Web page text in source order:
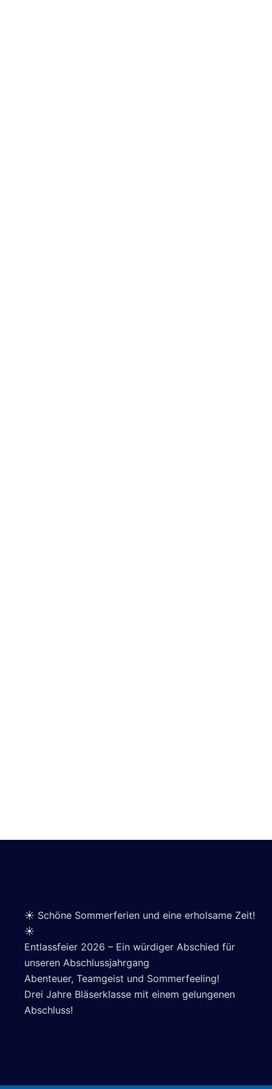
☀️ Schöne Sommerferien und eine erholsame Zeit!
☀️
Entlassfeier 2026 – Ein würdiger Abschied für
unseren Abschlussjahrgang
Abenteuer, Teamgeist und Sommerfeeling!
Drei Jahre Bläserklasse mit einem gelungenen
Abschluss!